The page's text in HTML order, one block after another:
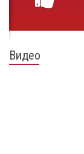
Видео